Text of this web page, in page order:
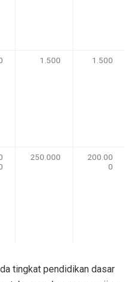
1.500 1.500
250.000
200.00
0
tingkat pendidikan dasar